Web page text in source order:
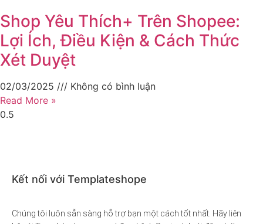
Shop Yêu Thích+ Trên Shopee:
Lợi Ích, Điều Kiện & Cách Thức
Xét Duyệt
02/03/2025
Không có bình luận
Read More »
Kết nối với Templateshope
Chúng tôi luôn sẵn sàng hỗ trợ bạn một cách tốt nhất. Hãy liên